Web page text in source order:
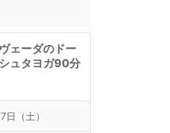
ェーダのドー
ュタヨガ90分
（土）